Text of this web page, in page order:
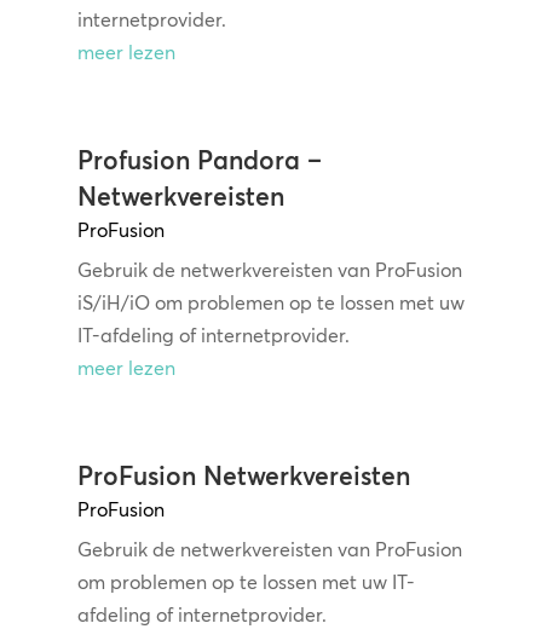
internetprovider.
meer lezen
Profusion Pandora –
Netwerkvereisten
ProFusion
Gebruik de netwerkvereisten van ProFusion
iS/iH/iO om problemen op te lossen met uw
IT-afdeling of internetprovider.
meer lezen
ProFusion Netwerkvereisten
ProFusion
Gebruik de netwerkvereisten van ProFusion
om problemen op te lossen met uw IT-
afdeling of internetprovider.